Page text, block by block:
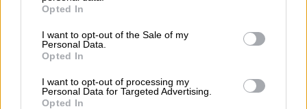
Opted In
I want to opt-out of the Sale of my
Personal Data.
Opted In
I want to opt-out of processing my
Personal Data for Targeted Advertising.
Opted In
Congo: Entre la tragedia de la
maldición de los recursos y la